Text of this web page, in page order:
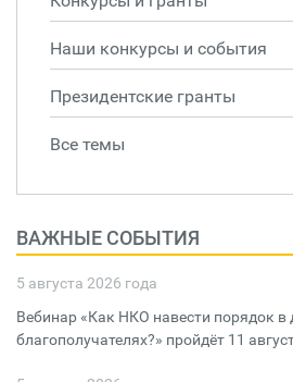
Наши конкурсы и события
Президентские гранты
Все темы
ВАЖНЫЕ СОБЫТИЯ
5 августа 2026 года
Вебинар «Как НКО навести порядок в
благополучателях?» пройдёт 11